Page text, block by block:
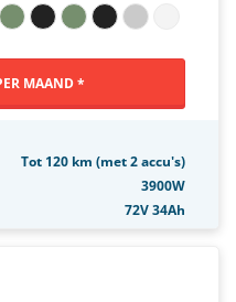
MAAND *
Tot 120 km (met 2 accu's)
3900W
72V 34Ah